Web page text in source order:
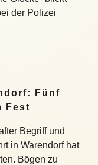
der Polizei
Fünf
Fest
Begriff und
in Warendorf hat
Bögen zu